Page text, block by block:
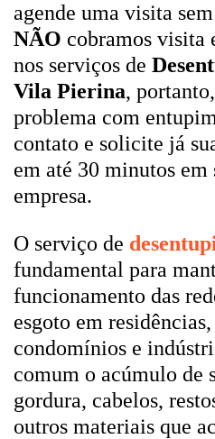
agende uma visita
NÃO cobramos visita
nos serviços de
Vila Pierina,
problema com
contato e solicite já
em até 30 minutos em
empresa.
O serviço de
fundamental para
funcionamento das
esgoto em
condomínios e
comum o acúmulo de
gordura, cabelos,
outros materiais que